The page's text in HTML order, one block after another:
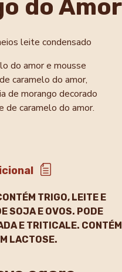
do Amor
leite condensado
do amor e mousse
caramelo do amor,
de morango decorado
de caramelo do amor.
TRIGO, LEITE E
SOJA E OVOS. PODE
E TRITICALE. CONTÉM
LACTOSE.